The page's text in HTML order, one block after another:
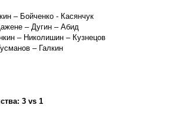
– Бойченко - Касянчук
– Дугин – Абид
– Николишин – Кузнецов
– Галкин
3 vs 1